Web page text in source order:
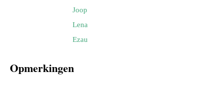
Joop
Lena
Ezau
Opmerkingen